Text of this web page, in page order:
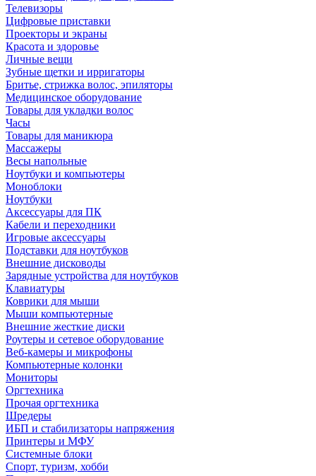
Телевизоры
Цифровые приставки
Проекторы и экраны
Красота и здоровье
Личные вещи
Зубные щетки и ирригаторы
Бритье, стрижка волос, эпиляторы
Медицинское оборудование
Товары для укладки волос
Часы
Товары для маникюра
Массажеры
Весы напольные
Ноутбуки и компьютеры
Моноблоки
Ноутбуки
Аксессуары для ПК
Кабели и переходники
Игровые аксессуары
Подставки для ноутбуков
Внешние дисководы
Зарядные устройства для ноутбуков
Клавиатуры
Коврики для мыши
Мыши компьютерные
Внешние жесткие диски
Роутеры и сетевое оборудование
Веб-камеры и микрофоны
Компьютерные колонки
Мониторы
Оргтехника
Прочая оргтехника
Шредеры
ИБП и стабилизаторы напряжения
Принтеры и МФУ
Системные блоки
Спорт, туризм, хобби